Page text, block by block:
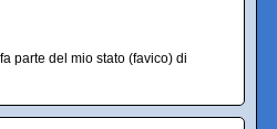
parte del mio stato (favico) di